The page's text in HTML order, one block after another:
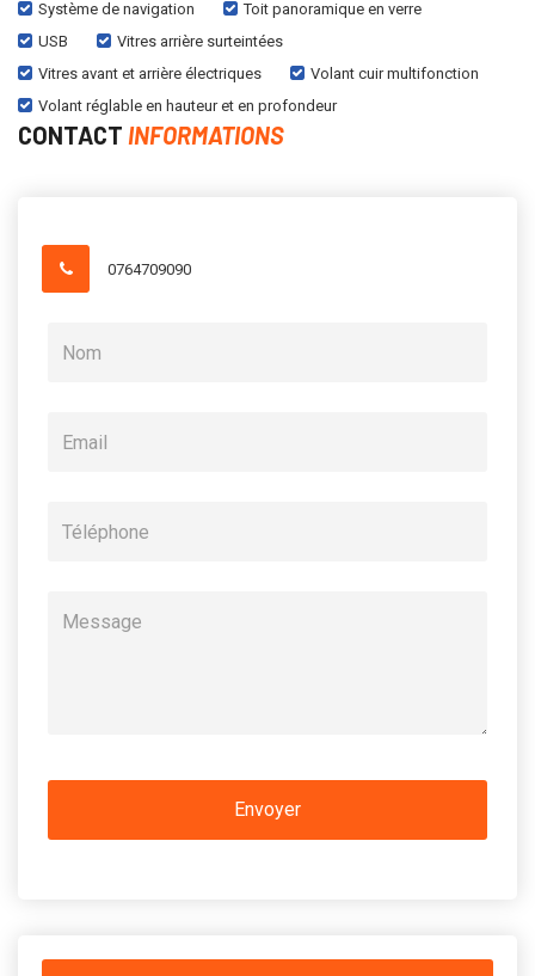
Système de navigation
Toit panoramique en verre
USB
Vitres arrière surteintées
Vitres avant et arrière électriques
Volant cuir multifonction
Volant réglable en hauteur et en profondeur
CONTACT INFORMATIONS
0764709090